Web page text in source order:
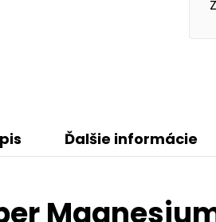
Ďalšie informácie